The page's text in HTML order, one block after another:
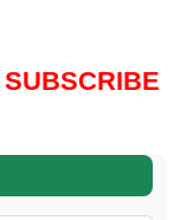
SUBSCRIBE